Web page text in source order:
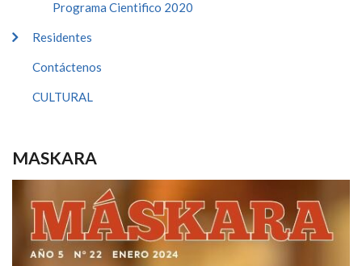
Programa Cientifico 2020
Residentes
Contáctenos
CULTURAL
MASKARA